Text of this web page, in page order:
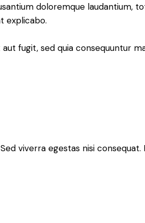
doloremque laudantium,
explicabo.
fugit, sed quia consequuntur
viverra egestas nisi consequat.